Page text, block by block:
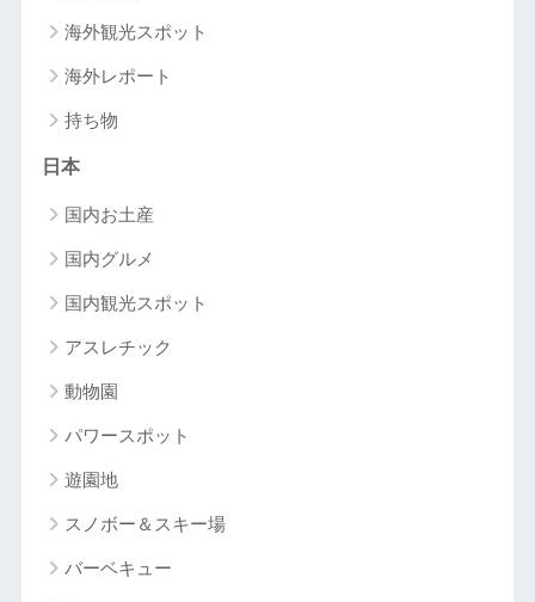
海外観光スポット
海外レポート
持ち物
日本
国内お土産
国内グルメ
国内観光スポット
アスレチック
動物園
パワースポット
遊園地
スノボー＆スキー場
バーベキュー